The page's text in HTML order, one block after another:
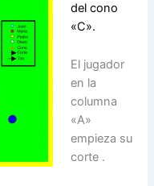
del cono
«C».
El jugador
en la
columna
«A»
empieza su
corte .